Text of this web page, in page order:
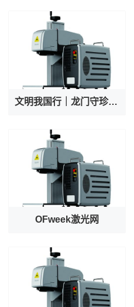
文明我国行｜龙门守珍：为千年石窟注入“数字生命力”
OFweek激光网